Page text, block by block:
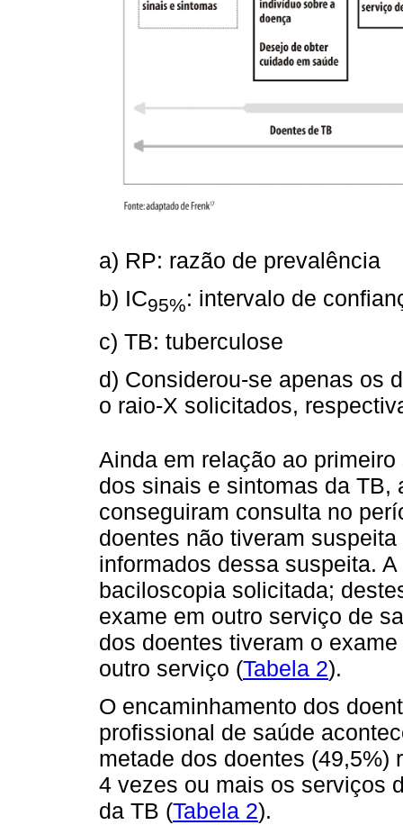
a) RP: razão de prevalência
b) IC95%: intervalo de
c) TB: tuberculose
d) Considerou-se apenas os
o raio-X solicitados,
Ainda em relação ao
dos sinais e sintomas da TB,
conseguiram consulta no
doentes não tiveram
informados dessa suspeita.
baciloscopia solicitada;
exame em outro serviço de
dos doentes tiveram o
outro serviço (Tabela 2).
O encaminhamento dos
profissional de saúde
metade dos doentes (49,5%)
4 vezes ou mais os serviços
da TB (Tabela 2).